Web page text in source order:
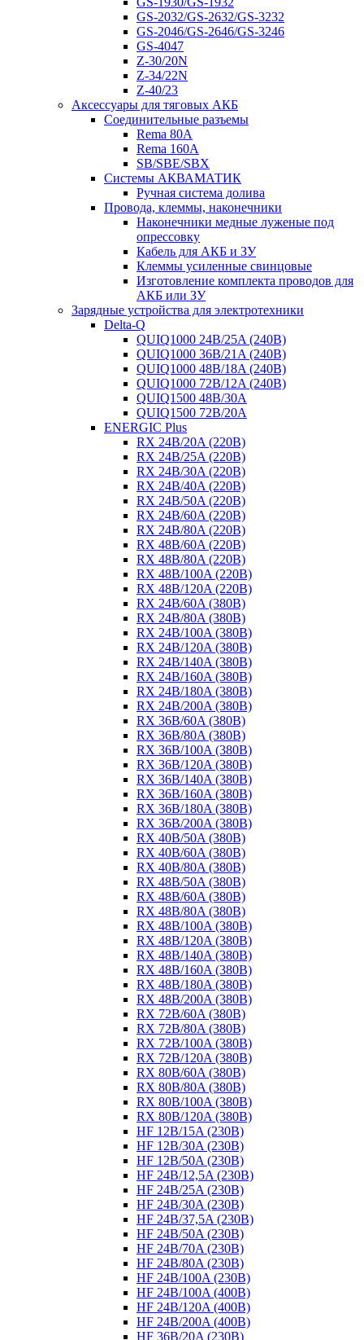
GS-2032/GS-2632/GS-3232
GS-2046/GS-2646/GS-3246
GS-4047
Z-30/20N
Z-34/22N
Z-40/23
Аксессуары для тяговых АКБ
Соединительные разъемы
Rema 80A
Rema 160A
SB/SBE/SBX
Системы АКВАМАТИК
Ручная система долива
Провода, клеммы, наконечники
Наконечники медные луженые под
опрессовку
Кабель для АКБ и ЗУ
Клеммы усиленные свинцовые
Изготовление комплекта проводов для
АКБ или ЗУ
Зарядные устройства для электротехники
Delta-Q
QUIQ1000 24B/25A (240B)
QUIQ1000 36B/21A (240B)
QUIQ1000 48B/18A (240B)
QUIQ1000 72B/12A (240B)
QUIQ1500 48B/30A
QUIQ1500 72B/20A
ENERGIC Plus
RX 24B/20A (220B)
RX 24B/25A (220B)
RX 24B/30A (220B)
RX 24B/40A (220B)
RX 24B/50A (220B)
RX 24B/60A (220B)
RX 24B/80A (220B)
RX 48B/60A (220B)
RX 48B/80A (220B)
RX 48B/100A (220B)
RX 48B/120A (220B)
RX 24B/60A (380B)
RX 24B/80A (380B)
RX 24B/100A (380B)
RX 24B/120A (380B)
RX 24B/140A (380B)
RX 24B/160A (380B)
RX 24B/180A (380B)
RX 24B/200A (380B)
RX 36B/60A (380B)
RX 36B/80A (380B)
RX 36B/100A (380B)
RX 36B/120A (380B)
RX 36B/140A (380B)
RX 36B/160A (380B)
RX 36B/180A (380B)
RX 36B/200A (380B)
RX 40B/50A (380B)
RX 40B/60A (380B)
RX 40B/80A (380B)
RX 48B/50A (380B)
RX 48B/60A (380B)
RX 48B/80A (380B)
RX 48B/100A (380B)
RX 48B/120A (380B)
RX 48B/140A (380B)
RX 48B/160A (380B)
RX 48B/180A (380B)
RX 48B/200A (380B)
RX 72B/60A (380B)
RX 72B/80A (380B)
RX 72B/100A (380B)
RX 72B/120A (380B)
RX 80B/60A (380B)
RX 80B/80A (380B)
RX 80B/100A (380B)
RX 80B/120A (380B)
HF 12B/15A (230B)
HF 12B/30A (230B)
HF 12B/50A (230B)
HF 24B/12,5A (230B)
HF 24B/25A (230B)
HF 24B/30A (230B)
HF 24B/37,5A (230B)
HF 24B/50A (230B)
HF 24B/70A (230B)
HF 24B/80A (230B)
HF 24B/100A (230B)
HF 24B/100A (400B)
HF 24B/120A (400B)
HF 24B/200A (400B)
HF 36B/20A (230B)